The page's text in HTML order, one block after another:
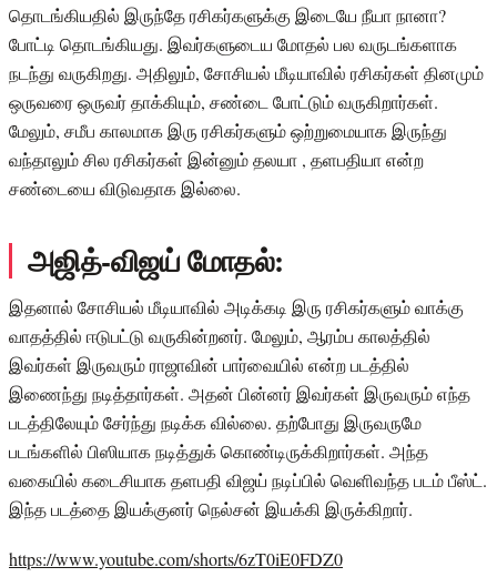
தொடங்கியதில் இருந்தே ரசிகர்களுக்கு இடையே நீயா நானா?
போட்டி தொடங்கியது. இவர்களுடைய மோதல் பல வருடங்களாக
நடந்து வருகிறது. அதிலும், சோசியல் மீடியாவில் ரசிகர்கள் தினமும்
ஒருவரை ஒருவர் தாக்கியும், சண்டை போட்டும் வருகிறார்கள்.
மேலும், சமீப காலமாக இரு ரசிகர்களும் ஒற்றுமையாக இருந்து
வந்தாலும் சில ரசிகர்கள் இன்னும் தலயா , தளபதியா என்ற
சண்டையை விடுவதாக இல்லை.
அஜித்-விஜய் மோதல்:
இதனால் சோசியல் மீடியாவில் அடிக்கடி இரு ரசிகர்களும் வாக்கு
வாதத்தில் ஈடுபட்டு வருகின்றனர். மேலும், ஆரம்ப காலத்தில்
இவர்கள் இருவரும் ராஜாவின் பார்வையில் என்ற படத்தில்
இணைந்து நடித்தார்கள். அதன் பின்னர் இவர்கள் இருவரும் எந்த
படத்திலேயும் சேர்ந்து நடிக்க வில்லை. தற்போது இருவருமே
படங்களில் பிஸியாக நடித்துக் கொண்டிருக்கிறார்கள். அந்த
வகையில் கடைசியாக தளபதி விஜய் நடிப்பில் வெளிவந்த படம் பீஸ்ட்.
இந்த படத்தை இயக்குனர் நெல்சன் இயக்கி இருக்கிறார்.
https://www.youtube.com/shorts/6zT0iE0FDZ0